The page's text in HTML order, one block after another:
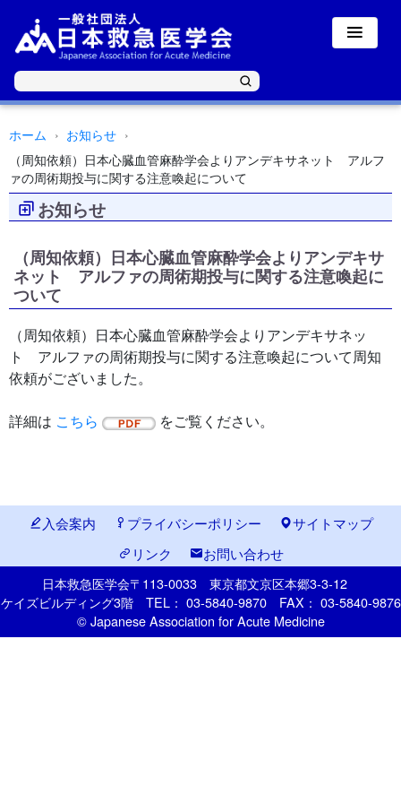
ホーム
お知らせ
（周知依頼）日本心臓血管麻酔学会よりアンデキサネット アルフ
ァの周術期投与に関する注意喚起について
お知らせ
（周知依頼）日本心臓血管麻酔学会よりアンデキサ
ネット アルファの周術期投与に関する注意喚起に
ついて
（周知依頼）日本心臓血管麻酔学会よりアンデキサネッ
ト アルファの周術期投与に関する注意喚起について周知
依頼がございました。
詳細は こちら をご覧ください。
入会案内 プライバシーポリシー
サイトマップ
リンク
お問い合わせ
日本救急医学会〒113-0033 東京都文京区本郷3-3-12
ケイズビルディング3階 TEL： 03-5840-9870 FAX： 03-5840-9876
© Japanese Association for Acute Medicine